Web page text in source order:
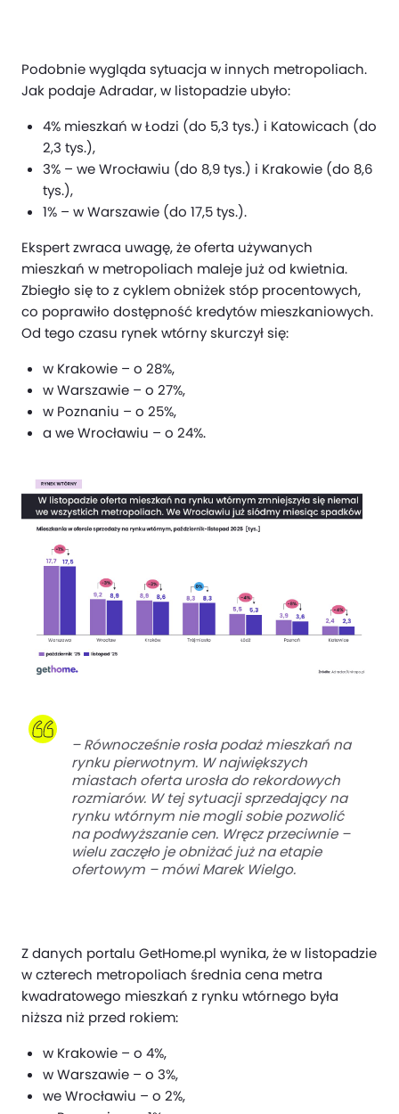
Podobnie wygląda sytuacja w innych metropoliach.
Jak podaje Adradar, w listopadzie ubyło:
4% mieszkań w Łodzi (do 5,3 tys.) i Katowicach (do
2,3 tys.),
3% – we Wrocławiu (do 8,9 tys.) i Krakowie (do 8,6
tys.),
1% – w Warszawie (do 17,5 tys.).
Ekspert zwraca uwagę, że oferta używanych
mieszkań w metropoliach maleje już od kwietnia.
Zbiegło się to z cyklem obniżek stóp procentowych,
co poprawiło dostępność kredytów mieszkaniowych.
Od tego czasu rynek wtórny skurczył się:
w Krakowie – o 28%,
w Warszawie – o 27%,
w Poznaniu – o 25%,
a we Wrocławiu – o 24%.
–Równocześnie rosła podaż mieszkań na
rynku pierwotnym. W największych
miastach oferta urosła do rekordowych
rozmiarów. W tej sytuacji sprzedający na
rynku wtórnym nie mogli sobie pozwolić
na podwyższanie cen. Wręcz przeciwnie –
wielu zaczęło je obniżać już na etapie
ofertowym – mówi Marek Wielgo.
Z danych portalu GetHome.pl wynika, że w listopadzie
w czterech metropoliach średnia cena metra
kwadratowego mieszkań z rynku wtórnego była
niższa niż przed rokiem:
w Krakowie – o 4%,
w Warszawie – o 3%,
we Wrocławiu – o 2%,